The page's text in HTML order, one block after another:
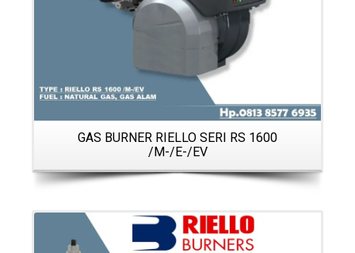
GAS BURNER RIELLO SERI RS 1600
/M-/E-/EV
Details